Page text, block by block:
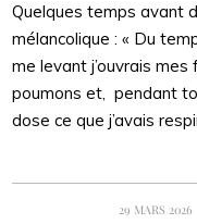
Quelques temps avant
mélancolique : « Du
me levant j’ouvrais
poumons et, pendant
dose ce que j’avais
29 MARS 2026
/